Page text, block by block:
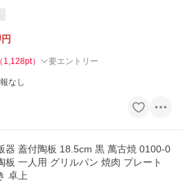
円
（ 1,128pt） 要エントリー
なし
器 蓋付陶板 18.5cm 黒 萬古焼 0100-0
一人用 グリルパン 焼肉 プレート
卓上